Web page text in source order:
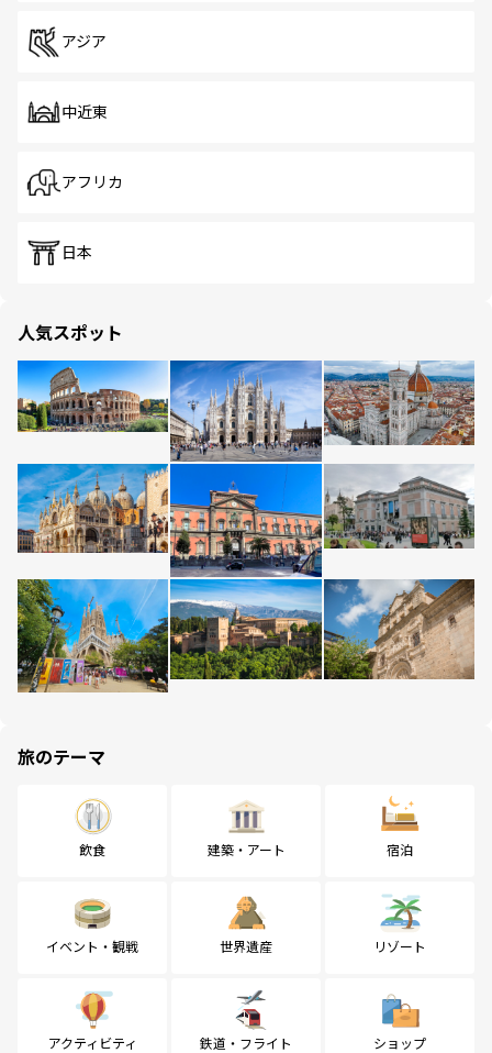
アジア
中近東
アフリカ
日本
人気スポット
旅のテーマ
飲食 建築・アート 宿泊
イベント・観戦 世界遺産 リゾート
アクティビティ 鉄道・フライト ショップ